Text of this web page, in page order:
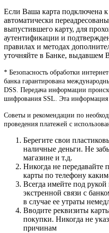
Если Ваша карта подключена
автоматически
выпустившего карту, для
аутентификации и
правилах и методах
уточняйте в Банке, выдавшем
* Безопасность обработки
банка гарантирована
DSS. Передача информации
шифрования SSL. Эта
Советы и рекомендации по
проведения платежей с
Берегите свои
наличные деньги. Не
магазине и т.д.
Никогда не передавайте
карты по телефону
Всегда имейте под
экстренной связи с
в случае ее утраты
Вводите реквизиты
покупки. Никогда не
причинам